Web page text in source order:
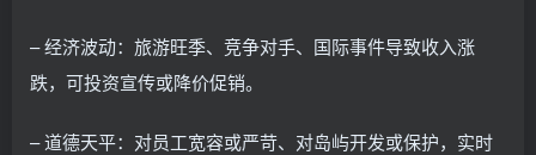
– 经济波动：旅游旺季、竞争对手、国际事件导致收入涨
跌，可投资宣传或降价促销。
– 道德天平：对员工宽容或严苛、对岛屿开发或保护，实时